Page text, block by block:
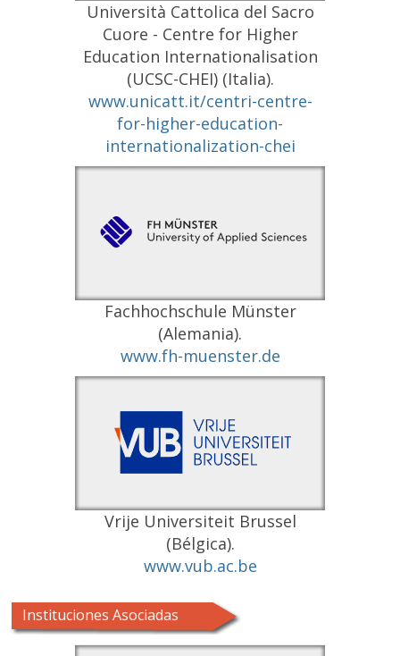
Università Cattolica del Sacro
Cuore - Centre for Higher
Education Internationalisation
(UCSC-CHEI) (Italia).
www.unicatt.it/centri-centre-
for-higher-education-
internationalization-chei
Fachhochschule Münster
(Alemania).
www.fh-muenster.de
Vrije Universiteit Brussel
(Bélgica).
www.vub.ac.be
Instituciones Asociadas